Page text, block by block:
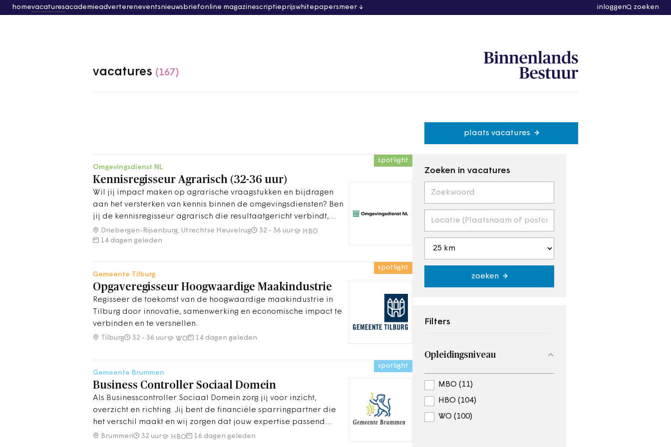
homevacaturesacademieadvertereneventsnieuwsbriefonline magazinescriptieprijswhitepapersmeer inloggen zoeken
vacatures (167)
plaats vacatures
Zoeken in vacatures
zoeken
Filters
Opleidingsniveau
MBO (11)
HBO (104)
WO (100)
spotlight
Omgevingsdienst NL
Kennisregisseur Agrarisch (32-36 uur)
Wil jij impact maken op agrarische vraagstukken en bijdragen
aan het versterken van kennis binnen de omgevingsdiensten? Ben
jij de kennisregisseur agrarisch die resultaatgericht verbindt,
helder communiceert en anderen weet te inspireren een stap
extra te zetten? Dan zijn wij op zoek naar jou!
Driebergen-Rijsenburg, Utrechtse Heuvelrug 32 - 36 uur
HBO
14 dagen geleden
spotlight
Gemeente Tilburg
Opgaveregisseur Hoogwaardige Maakindustrie
Regisseer de toekomst van de hoogwaardige maakindustrie in
Tilburg door innovatie, samenwerking en economische impact te
verbinden en te versnellen.
Tilburg 32 - 36 uur WO 14 dagen geleden
spotlight
Gemeente Brummen
Business Controller Sociaal Domein
Als Businesscontroller Sociaal Domein zorg jij voor inzicht,
overzicht en richting. Jij bent de financiële sparringpartner die
het verschil maakt en wij zorgen dat jouw expertise passend
wordt beloond, onder andere met de mogelijkheid tot een
Brummen 32 uur HBO 16 dagen geleden